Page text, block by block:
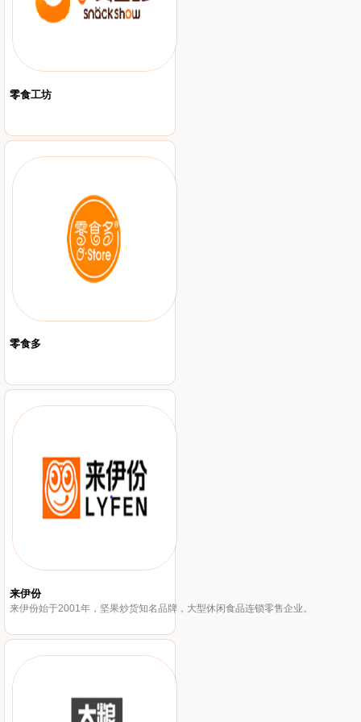
零食工坊
零食多
来伊份
来伊份始于2001年，坚果炒货知名品牌，大型休闲食品连锁零售企业。